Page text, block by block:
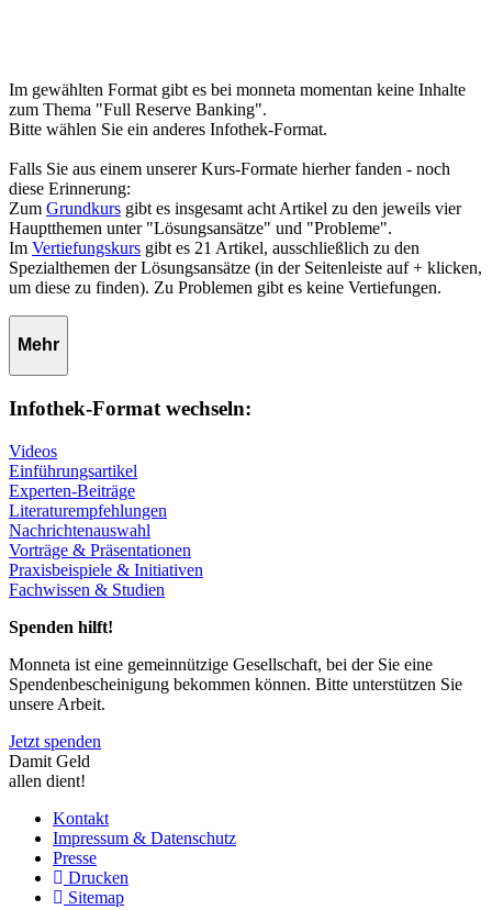
Im gewählten Format gibt es bei monneta momentan keine Inhalte
zum Thema "Full Reserve Banking".
Bitte wählen Sie ein anderes Infothek-Format.
Falls Sie aus einem unserer Kurs-Formate hierher fanden - noch
diese Erinnerung:
Zum Grundkurs gibt es insgesamt acht Artikel zu den jeweils vier
Hauptthemen unter "Lösungsansätze" und "Probleme".
Im Vertiefungskurs gibt es 21 Artikel, ausschließlich zu den
Spezialthemen der Lösungsansätze (in der Seitenleiste auf + klicken,
um diese zu finden). Zu Problemen gibt es keine Vertiefungen.
Mehr
Infothek-Format wechseln:
Videos
Einführungsartikel
Experten-Beiträge
Literaturempfehlungen
Nachrichtenauswahl
Vorträge & Präsentationen
Praxisbeispiele & Initiativen
Fachwissen & Studien
Spenden hilft!
Monneta ist eine gemeinnützige Gesellschaft, bei der Sie eine
Spendenbescheinigung bekommen können. Bitte unterstützen Sie
unsere Arbeit.
Jetzt spenden
Damit Geld
allen dient!
Kontakt
Impressum & Datenschutz
Presse
Drucken
Sitemap